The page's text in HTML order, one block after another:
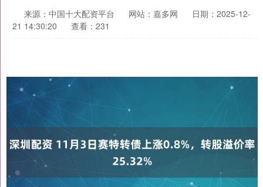
来源：中国十大配资平台 网站：嘉多网
日期：2025-12-
21 14:30:20
查看：231